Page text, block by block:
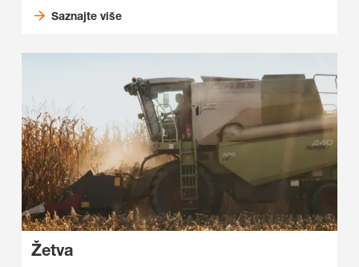
Saznajte više
Žetva